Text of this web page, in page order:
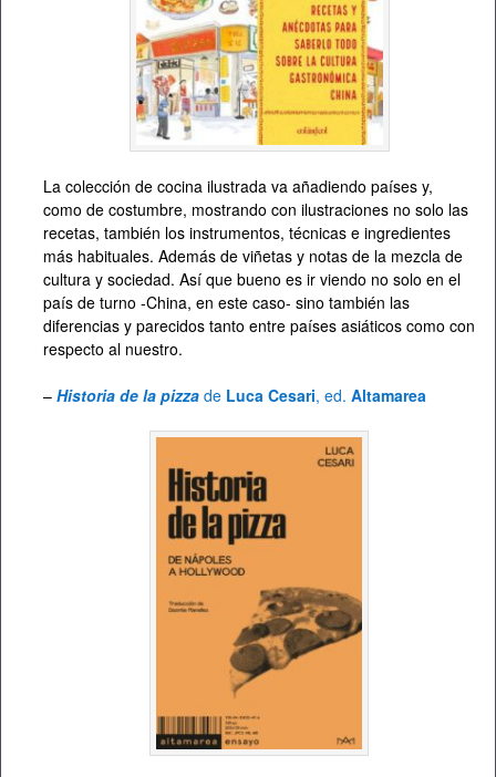
La colección de cocina ilustrada va añadiendo países y,
como de costumbre, mostrando con ilustraciones no solo las
recetas, también los instrumentos, técnicas e ingredientes
más habituales. Además de viñetas y notas de la mezcla de
cultura y sociedad. Así que bueno es ir viendo no solo en el
país de turno -China, en este caso- sino también las
diferencias y parecidos tanto entre países asiáticos como con
respecto al nuestro.
– Historia de la pizza de Luca Cesari, ed. Altamarea